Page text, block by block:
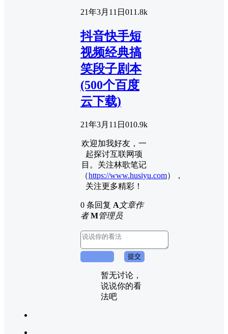
21年3月11日 011.8k
抖音快手短
视频经典搞
笑段子剧本
(500个百度
云下载)
21年3月11日 010.9k
欢迎加我好友，一
起探讨互联网项
目。关注林歌笔记
（https://www.husiyu.com），
关注更多精彩！
0 条回复 A文章作
者 M管理员
提交
暂无讨论，
说说你的看
法吧